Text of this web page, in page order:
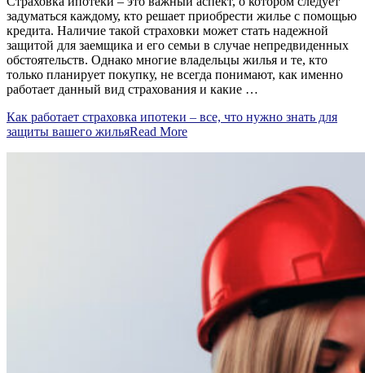
задуматься каждому, кто решает приобрести жилье с помощью
кредита. Наличие такой страховки может стать надежной
защитой для заемщика и его семьи в случае непредвиденных
обстоятельств. Однако многие владельцы жилья и те, кто
только планирует покупку, не всегда понимают, как именно
работает данный вид страхования и какие …
Как работает страховка ипотеки – все, что нужно знать для
защиты вашего жильяRead More